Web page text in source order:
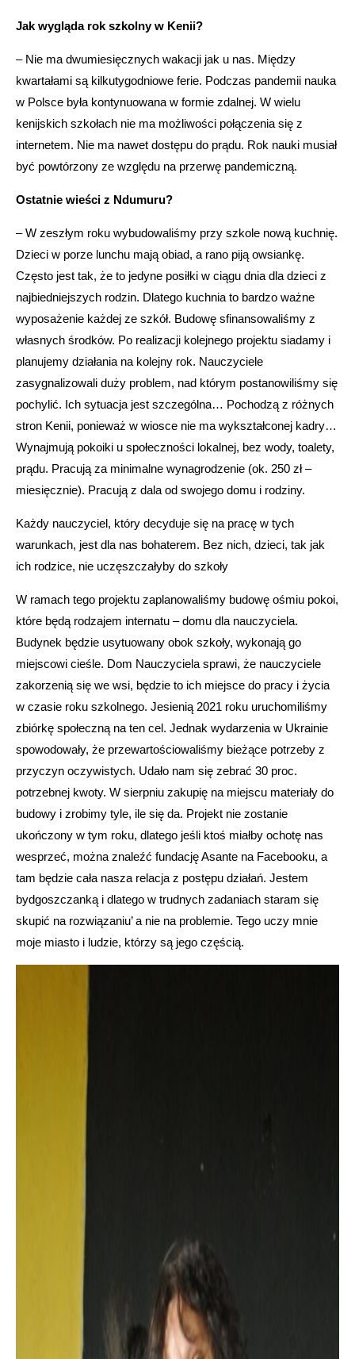
Jak wygląda rok szkolny w Kenii?
– Nie ma dwumiesięcznych wakacji jak u nas. Między
kwartałami są kilkutygodniowe ferie. Podczas pandemii nauka
w Polsce była kontynuowana w formie zdalnej. W wielu
kenijskich szkołach nie ma możliwości połączenia się z
internetem. Nie ma nawet dostępu do prądu. Rok nauki musiał
być powtórzony ze względu na przerwę pandemiczną.
Ostatnie wieści z Ndumuru?
– W zeszłym roku wybudowaliśmy przy szkole nową kuchnię.
Dzieci w porze lunchu mają obiad, a rano piją owsiankę.
Często jest tak, że to jedyne posiłki w ciągu dnia dla dzieci z
najbiedniejszych rodzin. Dlatego kuchnia to bardzo ważne
wyposażenie każdej ze szkół. Budowę sfinansowaliśmy z
własnych środków. Po realizacji kolejnego projektu siadamy i
planujemy działania na kolejny rok. Nauczyciele
zasygnalizowali duży problem, nad którym postanowiliśmy się
pochylić. Ich sytuacja jest szczególna… Pochodzą z różnych
stron Kenii, ponieważ w wiosce nie ma wykształconej kadry…
Wynajmują pokoiki u społeczności lokalnej, bez wody, toalety,
prądu. Pracują za minimalne wynagrodzenie (ok. 250 zł –
miesięcznie). Pracują z dala od swojego domu i rodziny.
Każdy nauczyciel, który decyduje się na pracę w tych
warunkach, jest dla nas bohaterem. Bez nich, dzieci, tak jak
ich rodzice, nie uczęszczałyby do szkoły
W ramach tego projektu zaplanowaliśmy budowę ośmiu pokoi,
które będą rodzajem internatu – domu dla nauczyciela.
Budynek będzie usytuowany obok szkoły, wykonają go
miejscowi cieśle. Dom Nauczyciela sprawi, że nauczyciele
zakorzenią się we wsi, będzie to ich miejsce do pracy i życia
w czasie roku szkolnego. Jesienią 2021 roku uruchomiliśmy
zbiórkę społeczną na ten cel. Jednak wydarzenia w Ukrainie
spowodowały, że przewartościowaliśmy bieżące potrzeby z
przyczyn oczywistych. Udało nam się zebrać 30 proc.
potrzebnej kwoty. W sierpniu zakupię na miejscu materiały do
budowy i zrobimy tyle, ile się da. Projekt nie zostanie
ukończony w tym roku, dlatego jeśli ktoś miałby ochotę nas
wesprzeć, można znaleźć fundację Asante na Facebooku, a
tam będzie cała nasza relacja z postępu działań. Jestem
bydgoszczanką i dlatego w trudnych zadaniach staram się
skupić na rozwiązaniu’ a nie na problemie. Tego uczy mnie
moje miasto i ludzie, którzy są jego częścią.